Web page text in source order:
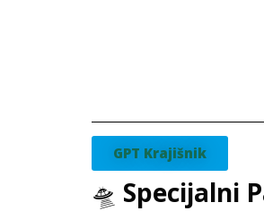
GPT Krajišnik
🛸 Specijalni